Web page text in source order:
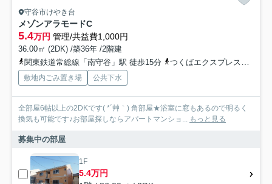
守谷市けやき台
メゾンアラモードC
5.4万円 管理/共益費1,000円
36.00㎡ (2DK) /築36年 /2階建
関東鉄道常総線「南守谷」駅 徒歩15分
つくばエクスプレス「守谷」駅 徒歩20分
敷地内ごみ置き場 公共下水
全部屋6帖以上の2DKです( *´艸｀) 角部屋★浴室に窓もあるので明るく
換気も可能です♪お部屋探しならアパートマンショ... もっと見る
募集中の部屋
1F
5.4万円